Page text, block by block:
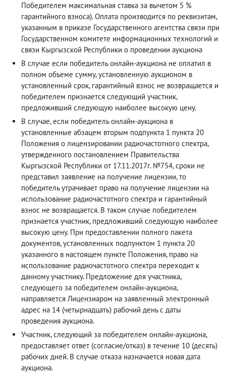
Победителем максимальная ставка за вычетом 5 %
гарантийного взноса). Оплата производится по реквизитам,
указанным в приказе Государственного агентства связи при
Государственном комитете информационных технологий и
связи Кыргызской Республики о проведении аукциона
В случае если победитель онлайн-аукциона не оплатил в
полном объеме сумму, установленную аукционом в
установленный срок, гарантийный взнос не возвращается и
победителем признается следующий участник,
предложивший следующую наиболее высокую цену.
В случае, если победитель онлайн-аукциона в
установленные абзацем вторым подпункта 1 пункта 20
Положения о лицензировании радиочастотного спектра,
утвержденного постановлением Правительства
Кыргызской Республики от 17.11.2017г. №754, сроки не
представил заявление на получение лицензии, то
победитель утрачивает право на получение лицензии на
использование радиочастотного спектра и гарантийный
взнос не возвращается. В таком случае победителем
признается участник, предложивший следующую наиболее
высокую цену. При предоставлении полного пакета
документов, установленных подпунктом 1 пункта 20
указанного в настоящем пункте Положения, право на
использование радиочастотного спектра переходит к
данному участнику. Предложение для участника,
следующего за победителем онлайн-аукциона,
направляется Лицензиаром на заявленный электронный
адрес на 14 (четырнадцать) рабочий день с даты
проведения аукциона.
Участник, следующий за победителем онлайн-аукциона,
предоставляет ответ (согласие/отказ) в течение 10 (десять)
рабочих дней. В случае отказа назначается новая дата
аукциона.